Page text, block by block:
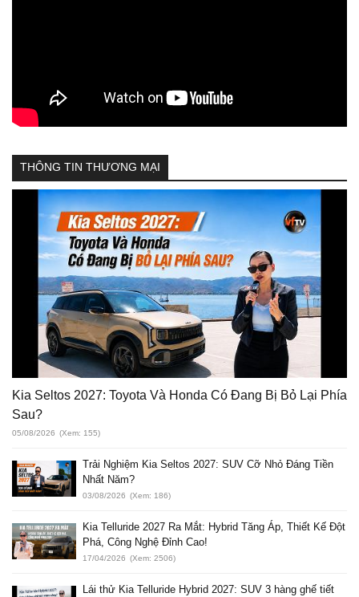
THÔNG TIN THƯƠNG MẠI
Kia Seltos 2027: Toyota Và Honda Có Đang Bị Bỏ Lại Phía
Sau?
05/08/2026 (Xem: 155)
Trải Nghiệm Kia Seltos 2027: SUV Cỡ Nhỏ Đáng Tiền
Nhất Năm?
03/08/2026 (Xem: 186)
Kia Telluride 2027 Ra Mắt: Hybrid Tăng Áp, Thiết Kế Đột
Phá, Công Nghệ Đỉnh Cao!
17/04/2026 (Xem: 2506)
Lái thử Kia Telluride Hybrid 2027: SUV 3 hàng ghế tiết